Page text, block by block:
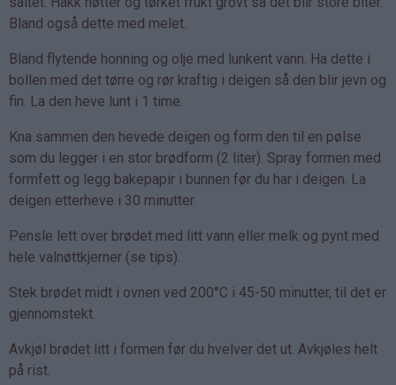
Bland også dette med melet.
Bland flytende honning og olje med lunkent vann. Ha dette i
bollen med det tørre og rør kraftig i deigen så den blir jevn og
fin. La den heve lunt i 1 time.
Kna sammen den hevede deigen og form den til en pølse
som du legger i en stor brødform (2 liter). Spray formen med
formfett og legg bakepapir i bunnen før du har i deigen. La
deigen etterheve i 30 minutter.
Pensle lett over brødet med litt vann eller melk og pynt med
hele valnøttkjerner (se tips).
Stek brødet midt i ovnen ved 200°C i 45-50 minutter, til det er
gjennomstekt.
Avkjøl brødet litt i formen før du hvelver det ut. Avkjøles helt
på rist.